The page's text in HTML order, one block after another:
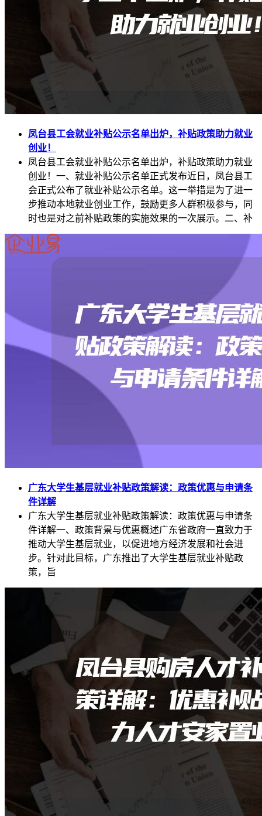
凤台县工会就业补贴公示名单出炉，补贴政策助力就业
创业！
凤台县工会就业补贴公示名单出炉，补贴政策助力就业
创业！一、就业补贴公示名单正式发布近日，凤台县工
会正式公布了就业补贴公示名单。这一举措是为了进一
步推动本地就业创业工作，鼓励更多人群积极参与，同
时也是对之前补贴政策的实施效果的一次展示。二、补
广东大学生基层就业补贴政策解读：政策优惠与申请条
件详解
广东大学生基层就业补贴政策解读：政策优惠与申请条
件详解一、政策背景与优惠概述广东省政府一直致力于
推动大学生基层就业，以促进地方经济发展和社会进
步。针对此目标，广东推出了大学生基层就业补贴政
策，旨